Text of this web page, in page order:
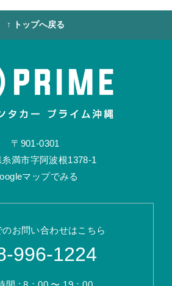
↑ トップへ戻る
〒901-0301
満市字阿波根1378-1
マップでみる
のお問い合わせはこちら
996-1224